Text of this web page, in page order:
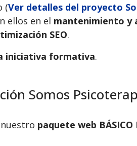
(Ver detalles del proyecto
ellos en el mantenimiento y
SEO.
iniciativa formativa.
Somos
paquete web BÁSICO